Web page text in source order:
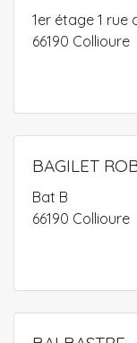
1er étage 1 rue
66190 Collioure
BAGILET
Bat B
66190 Collioure